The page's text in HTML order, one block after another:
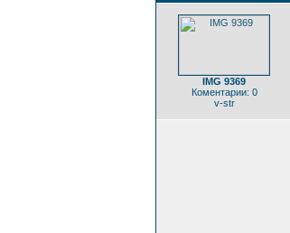
IMG 9369
Коментарии: 0
v-str